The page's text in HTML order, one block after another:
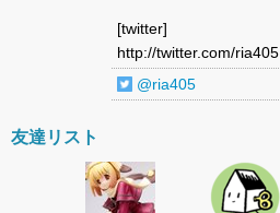
[twitter]
http://twitter.com/ria405
@ria405
友達リスト